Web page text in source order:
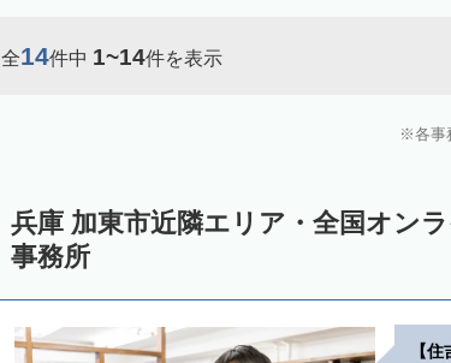
全14件中 1~14件を表示
各事
兵庫 加東市近隣エリア・全国オン
事務所
【